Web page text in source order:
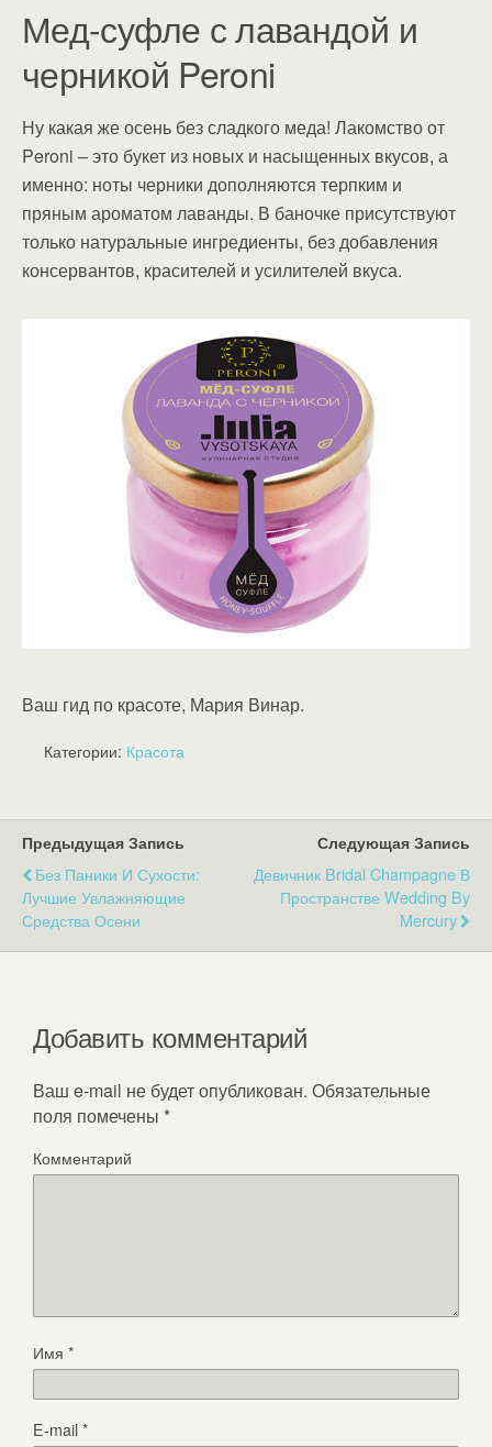
Мед-суфле с лавандой и
черникой Peroni
Ну какая же осень без сладкого меда! Лакомство от
Peroni – это букет из новых и насыщенных вкусов, а
именно: ноты черники дополняются терпким и
пряным ароматом лаванды. В баночке присутствуют
только натуральные ингредиенты, без добавления
консервантов, красителей и усилителей вкуса.
Ваш гид по красоте, Мария Винар.
Категории: Красота
Предыдущая Запись
Без Паники И Сухости:
Лучшие Увлажняющие
Средства Осени
Следующая Запись
Девичник Bridal Champagne В
Пространстве Wedding By
Mercury
Добавить комментарий
Ваш e-mail не будет опубликован. Обязательные
поля помечены *
Комментарий
Имя *
E-mail*